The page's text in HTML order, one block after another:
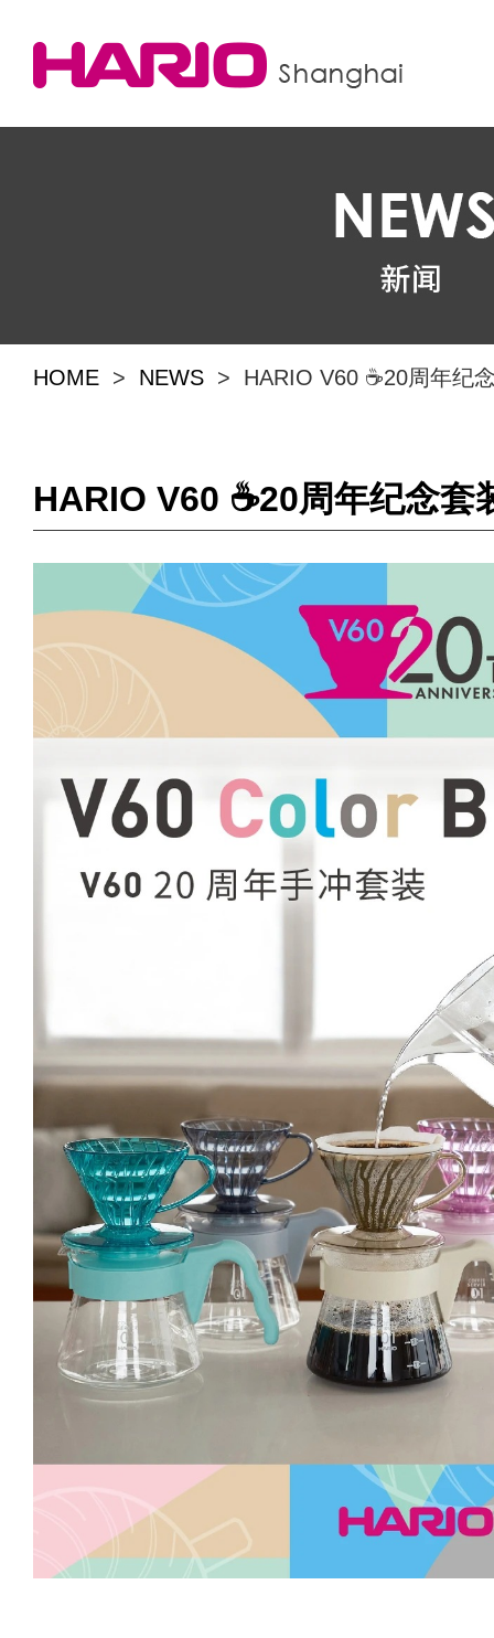
HOME > NEWS > HARIO V60 ☕️20周年纪
HARIO V60 ☕️20周年纪念套